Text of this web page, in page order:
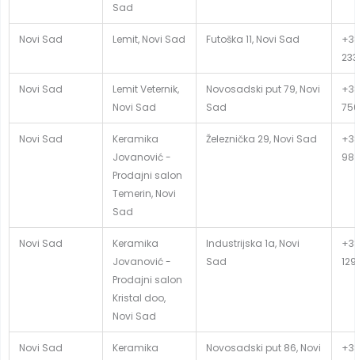
Sad
Novi Sad Lemit, Novi Sad Futoška 11, Novi Sad
Novi Sad
Lemit Veternik,
Novi Sad
Novosadski put 79, Novi
Sad
Novi Sad
Keramika
Jovanović -
Prodajni salon
Temerin, Novi
Sad
Železnička 29, Novi Sad
Novi Sad
Keramika
Jovanović -
Prodajni salon
Kristal doo,
Novi Sad
Industrijska 1a, Novi
Sad
Novi Sad
Keramika
Novosadski put 86, Novi